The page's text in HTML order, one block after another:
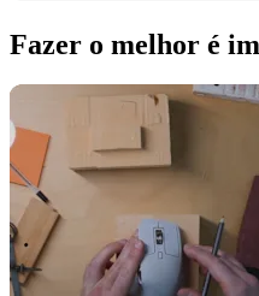
Fazer o melhor é